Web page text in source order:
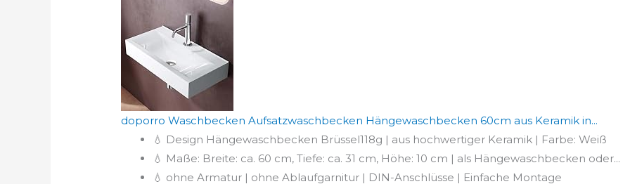
doporro Waschbecken Aufsatzwaschbecken Hängewaschbecken 60cm aus Keramik in...
💧 Design Hängewaschbecken Brüssel118g | aus hochwertiger Keramik | Farbe: Weiß
💧 Maße: Breite: ca. 60 cm, Tiefe: ca. 31 cm, Höhe: 10 cm | als Hängewaschbecken oder...
💧 ohne Armatur | ohne Ablaufgarnitur | DIN-Anschlüsse | Einfache Montage